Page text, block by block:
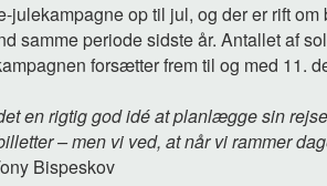
op til jul, og der er rift
samme periode sidste år. Antallet af
forsætter frem til og med 11.
en rigtig god idé at planlægge sin
– men vi ved, at når vi rammer
Bispeskov